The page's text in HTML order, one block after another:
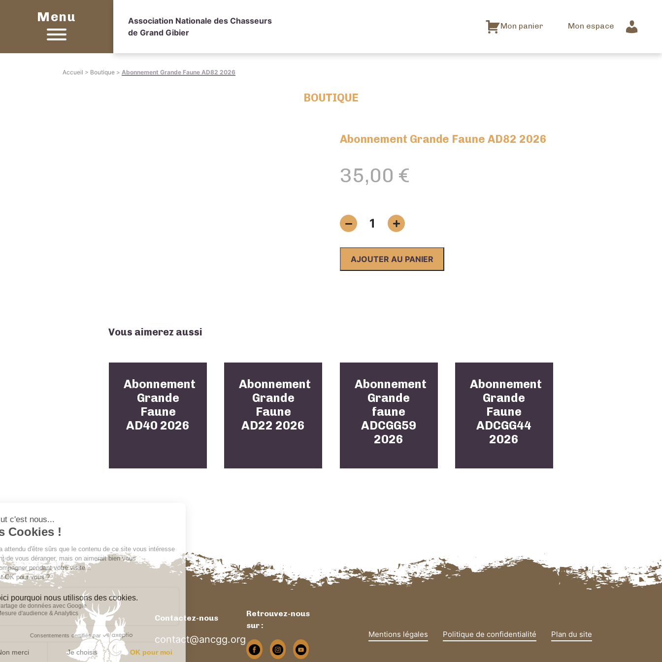
Menu
Association Nationale des Chasseurs
de Grand Gibier
Mon panier Mon espace
Accueil > Boutique > Abonnement Grande Faune AD82 2026
BOUTIQUE
Abonnement Grande Faune AD82 2026
35,00 €
quantité
de
Grande
Faune
1
AJOUTER AU PANIER
Vous aimerez aussi
Abonnement
Grande
Faune
AD40 2026
Abonnement
Grande
Faune
AD22 2026
Abonnement
Grande
faune
ADCGG59
2026
Abonnement
Grande
Faune
ADCGG44
2026
Contactez-nous
contact@ancgg.org
Retrouvez-nous
sur :
Mentions légales
Politique de confidentialité Plan du site